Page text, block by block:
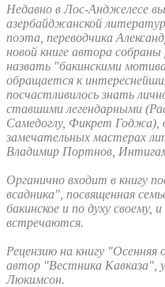
Недавно в Лос-Анджелесе
азербайджанской
поэта, переводчика
новой книге автора
назвать "бакинскими
обращается к
посчастливилось знать
ставшими легендарными
Самедоглу, Фикрет Годжа),
замечательных мастерах
Владимир Портнов,
Органично входит в книгу
всадника", посвященная
бакинское и по духу
встречаются.
Рецензию на книгу
автор "Вестника Кавказа",
Люкимсон.